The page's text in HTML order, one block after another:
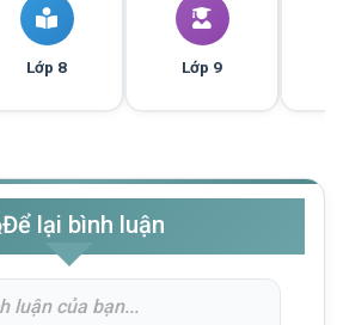
Lớp 8 Lớp 9
Để lại bình luận